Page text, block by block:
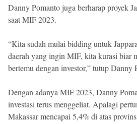
Danny Pomanto juga berharap proyek
saat MIF 2023.
“Kita sudah mulai bidding untuk
daerah yang ingin MIF, kita kurasi biar
bertemu dengan investor,” tutup Danny
Dengan adanya MIF 2023, Danny
investasi terus menggeliat. Apalagi
Makassar mencapai 5,4% di atas